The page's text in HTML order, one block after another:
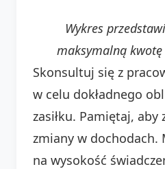
Wykres
maksymalną kwotę
Skonsultuj się z
w celu dokładnego
zasiłku. Pamiętaj, aby
zmiany w dochodach.
na wysokość